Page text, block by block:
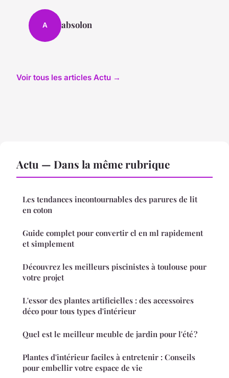
A absolon
Voir tous les articles Actu →
Actu — Dans la même rubrique
Les tendances incontournables des parures de lit
en coton
Guide complet pour convertir cl en ml rapidement
et simplement
Découvrez les meilleurs piscinistes à toulouse pour
votre projet
L'essor des plantes artificielles : des accessoires
déco pour tous types d'intérieur
Quel est le meilleur meuble de jardin pour l'été ?
Plantes d'intérieur faciles à entretenir : Conseils
pour embellir votre espace de vie